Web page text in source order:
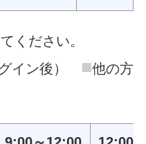
ください。
イン後） ■他の方